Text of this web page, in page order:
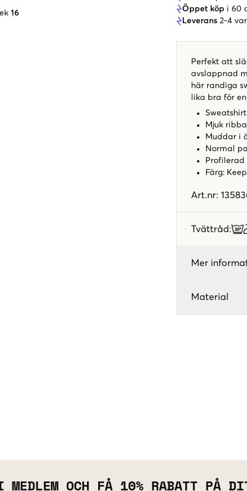
16
Öppet köp i 60
Leverans 2-4
Perfekt att
avslappnad
här randiga
lika bra för
Sweatshirt
Mjuk
Muddar i
Normal
Profilerad
Färg:
Art.nr:
Tvättråd:
Mer
Material
MEDLEM OCH FÅ 10% RABATT PÅ